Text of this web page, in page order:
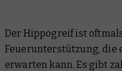
Der Hippogreif ist
Feuerunterstützung, die
erwarten kann. Es gibt